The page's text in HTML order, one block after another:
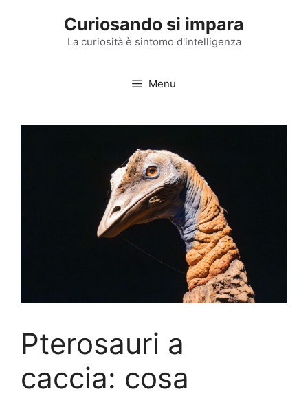
Curiosando si impara
La curiosità è sintomo d'intelligenza
Menu
Pterosauri a
caccia: cosa